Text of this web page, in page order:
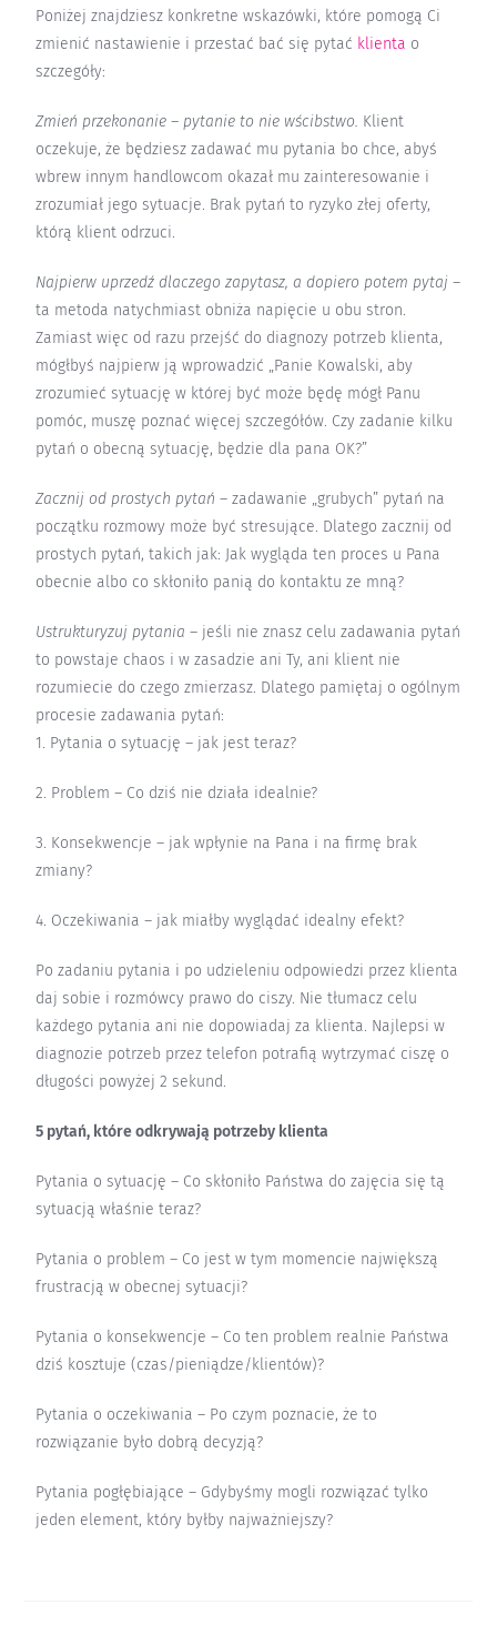
Poniżej znajdziesz konkretne wskazówki, które pomogą Ci
zmienić nastawienie i przestać bać się pytać klienta o
szczegóły:
Zmień przekonanie – pytanie to nie wścibstwo. Klient
oczekuje, że będziesz zadawać mu pytania bo chce, abyś
wbrew innym handlowcom okazał mu zainteresowanie i
zrozumiał jego sytuacje. Brak pytań to ryzyko złej oferty,
którą klient odrzuci.
Najpierw uprzedź dlaczego zapytasz, a dopiero potem pytaj –
ta metoda natychmiast obniża napięcie u obu stron.
Zamiast więc od razu przejść do diagnozy potrzeb klienta,
mógłbyś najpierw ją wprowadzić „Panie Kowalski, aby
zrozumieć sytuację w której być może będę mógł Panu
pomóc, muszę poznać więcej szczegółów. Czy zadanie kilku
pytań o obecną sytuację, będzie dla pana OK?”
Zacznij od prostych pytań– zadawanie „grubych” pytań na
początku rozmowy może być stresujące. Dlatego zacznij od
prostych pytań, takich jak: Jak wygląda ten proces u Pana
obecnie albo co skłoniło panią do kontaktu ze mną?
Ustrukturyzuj pytania– jeśli nie znasz celu zadawania pytań
to powstaje chaos i w zasadzie ani Ty, ani klient nie
rozumiecie do czego zmierzasz. Dlatego pamiętaj o ogólnym
procesie zadawania pytań:
1. Pytania o sytuację – jak jest teraz?
2. Problem – Co dziś nie działa idealnie?
3. Konsekwencje – jak wpłynie na Pana i na firmę brak
zmiany?
4. Oczekiwania – jak miałby wyglądać idealny efekt?
Po zadaniu pytania i po udzieleniu odpowiedzi przez klienta
daj sobie i rozmówcy prawo do ciszy. Nie tłumacz celu
każdego pytania ani nie dopowiadaj za klienta. Najlepsi w
diagnozie potrzeb przez telefon potrafią wytrzymać ciszę o
długości powyżej 2 sekund.
5 pytań, które odkrywają potrzeby klienta
Pytania o sytuację – Co skłoniło Państwa do zajęcia się tą
sytuacją właśnie teraz?
Pytania o problem – Co jest w tym momencie największą
frustracją w obecnej sytuacji?
Pytania o konsekwencje – Co ten problem realnie Państwa
dziś kosztuje (czas/pieniądze/klientów)?
Pytania o oczekiwania – Po czym poznacie, że to
rozwiązanie było dobrą decyzją?
Pytania pogłębiające – Gdybyśmy mogli rozwiązać tylko
jeden element, który byłby najważniejszy?